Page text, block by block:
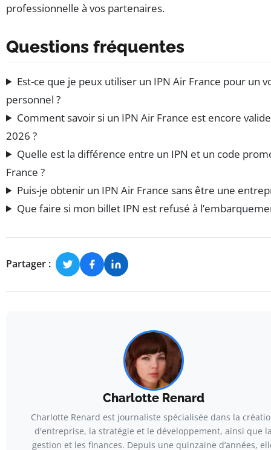
professionnelle à vos partenaires.
Questions fréquentes
Est-ce que je peux utiliser un IPN Air France pour un
personnel ?
Comment savoir si un IPN Air France est encore
2026 ?
Quelle est la différence entre un IPN et un code
France ?
Puis-je obtenir un IPN Air France sans être une
Que faire si mon billet IPN est refusé à
Partager :
Charlotte Renard
Charlotte Renard est journaliste spécialisée dans la
d'entreprise, la stratégie et le développement, ainsi que
gestion et les finances. Depuis une quinzaine d’années,